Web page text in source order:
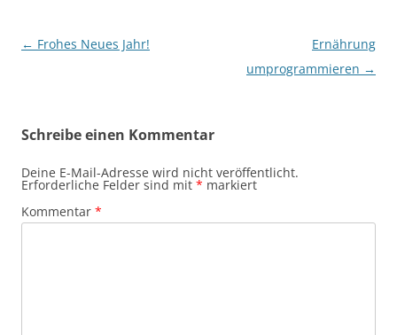
Beitragsnavigation
← Frohes Neues Jahr!
Ernährung
umprogrammieren →
Schreibe einen Kommentar
Deine E-Mail-Adresse wird nicht veröffentlicht.
Erforderliche Felder sind mit * markiert
Kommentar *